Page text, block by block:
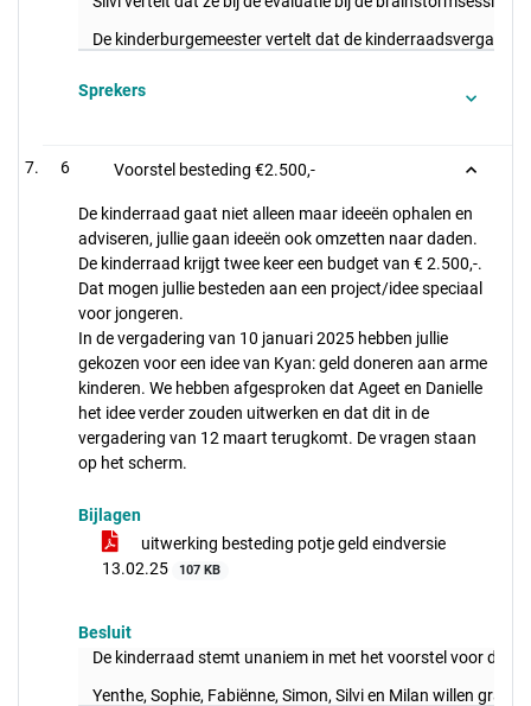
De kinderburgemeester vertelt dat de
Sprekers
6 Voorstel besteding €2.500,-
De kinderraad gaat niet alleen maar ideeën ophalen en
adviseren, jullie gaan ideeën ook omzetten naar daden.
De kinderraad krijgt twee keer een budget van € 2.500,-.
Dat mogen jullie besteden aan een project/idee speciaal
voor jongeren.
In de vergadering van 10 januari 2025 hebben jullie
gekozen voor een idee van Kyan: geld doneren aan arme
kinderen. We hebben afgesproken dat Ageet en Danielle
het idee verder zouden uitwerken en dat dit in de
vergadering van 12 maart terugkomt. De vragen staan
op het scherm.
Bijlagen
uitwerking besteding potje geld eindversie
13.02.25
107 KB
Besluit
De kinderraad stemt unaniem in met het voorstel voor de
Yenthe, Sophie, Fabiënne, Simon, Silvi en Milan willen